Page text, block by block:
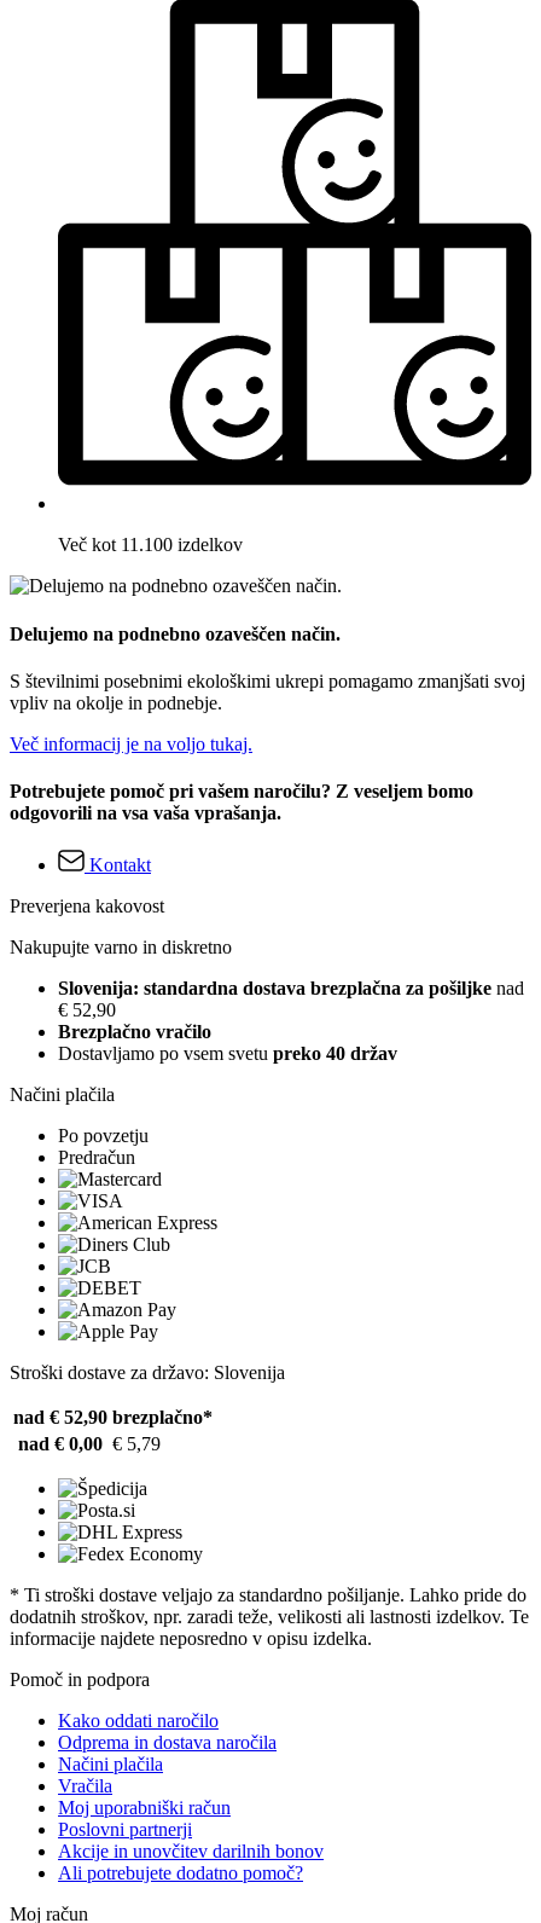
Več kot 11.100 izdelkov
Delujemo na podnebno ozaveščen način.
S številnimi posebnimi ekološkimi ukrepi pomagamo zmanjšati svoj
vpliv na okolje in podnebje.
Več informacij je na voljo tukaj.
Potrebujete pomoč pri vašem naročilu? Z veseljem bomo
odgovorili na vsa vaša vprašanja.
Kontakt
Preverjena kakovost
Nakupujte varno in diskretno
Slovenija: standardna dostava brezplačna za pošiljke nad
€ 52,90
Brezplačno vračilo
Dostavljamo po vsem svetu preko 40 držav
Načini plačila
Po povzetju
Predračun
Stroški dostave za državo: Slovenija
nad € 52,90 brezplačno*
nad € 0,00 € 5,79
* Ti stroški dostave veljajo za standardno pošiljanje. Lahko pride do
dodatnih stroškov, npr. zaradi teže, velikosti ali lastnosti izdelkov. Te
informacije najdete neposredno v opisu izdelka.
Pomoč in podpora
Kako oddati naročilo
Odprema in dostava naročila
Načini plačila
Vračila
Moj uporabniški račun
Poslovni partnerji
Akcije in unovčitev darilnih bonov
Ali potrebujete dodatno pomoč?
Moj račun